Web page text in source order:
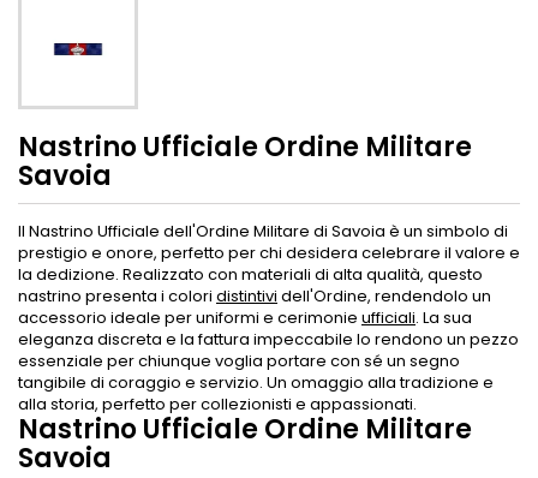
Nastrino Ufficiale Ordine Militare
Savoia
Il Nastrino Ufficiale dell'Ordine Militare di Savoia è un simbolo di
prestigio e onore, perfetto per chi desidera celebrare il valore e
la dedizione. Realizzato con materiali di alta qualità, questo
nastrino presenta i colori distintivi dell'Ordine, rendendolo un
accessorio ideale per uniformi e cerimonie ufficiali. La sua
eleganza discreta e la fattura impeccabile lo rendono un pezzo
essenziale per chiunque voglia portare con sé un segno
tangibile di coraggio e servizio. Un omaggio alla tradizione e
alla storia, perfetto per collezionisti e appassionati.
Nastrino Ufficiale Ordine Militare
Savoia